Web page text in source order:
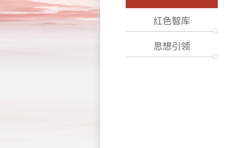
红色智库
思想引领